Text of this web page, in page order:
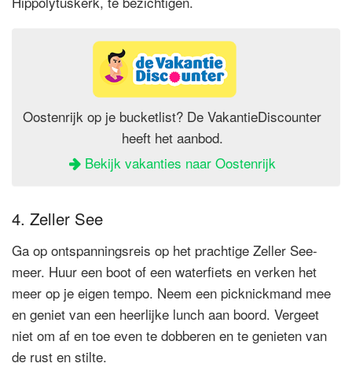
Oostenrijk op je bucketlist? De VakantieDiscounter
heeft het aanbod.
Bekijk vakanties naar Oostenrijk
4. Zeller See
Ga op ontspanningsreis op het prachtige Zeller See-
meer. Huur een boot of een waterfiets en verken het
meer op je eigen tempo. Neem een picknickmand mee
en geniet van een heerlijke lunch aan boord. Vergeet
niet om af en toe even te dobberen en te genieten van
de rust en stilte.